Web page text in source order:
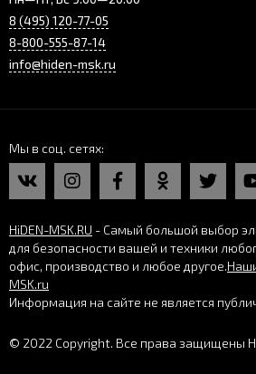
8 (495) 120-77-05
8-800-555-87-14
info@hiden-msk.ru
Мы в соц. сетях
HiDEN-MSK.RU - Самый большой выбор
для безопасности вашей и техники
офис, производство и любое другое.
MSK.ru
Информация на сайте не является
© 2022 Copyright. Все права защищены